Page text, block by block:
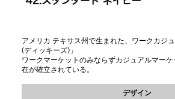
アメリカ テキサス州で生まれた、ワークカジ
(ディッキーズ)」
ワークマーケットのみならずカジュアルマー
在が確立されている。
デザイン